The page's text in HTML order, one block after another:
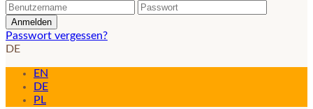
Passwort vergessen?
DE
EN
DE
PL